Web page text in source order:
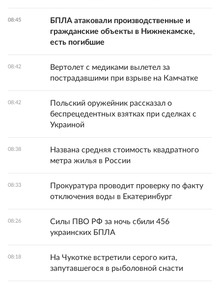
08:45
БПЛА атаковали производственные и
гражданские объекты в Нижнекамске,
есть погибшие
08:42
Вертолет с медиками вылетел за
пострадавшими при взрыве на Камчатке
08:42
Польский оружейник рассказал о
беспрецедентных взятках при сделках с
Украиной
08:38
Названа средняя стоимость квадратного
метра жилья в России
08:33
Прокуратура проводит проверку по факту
отключения воды в Екатеринбург
08:26
Силы ПВО РФ за ночь сбили 456
украинских БПЛА
08:18
На Чукотке встретили серого кита,
запутавшегося в рыболовной снасти